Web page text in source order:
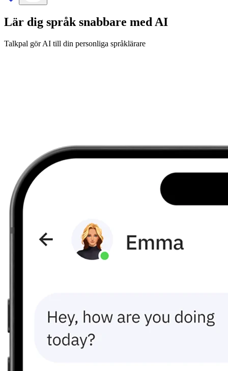
Lär dig språk snabbare med AI
Talkpal gör AI till din personliga språklärare